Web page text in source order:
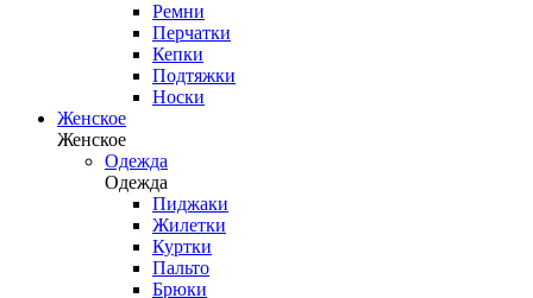
Ремни
Перчатки
Кепки
Подтяжки
Носки
Женское
Женское
Одежда
Одежда
Пиджаки
Жилетки
Куртки
Пальто
Брюки